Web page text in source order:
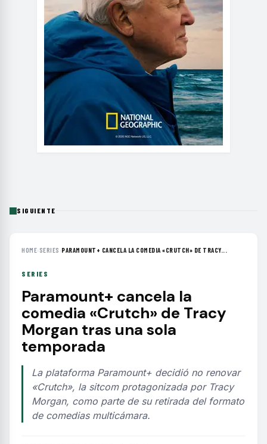
SIGUIENTE
HOME› SERIES ›PARAMOUNT+ CANCELA LA COMEDIA «CRUTCH» DE TRACY...
SERIES
Paramount+ cancela la
comedia «Crutch» de Tracy
Morgan tras una sola
temporada
La plataforma Paramount+ decidió no renovar
«Crutch», la sitcom protagonizada por Tracy
Morgan, como parte de su retirada del formato
de comedias multicámara.